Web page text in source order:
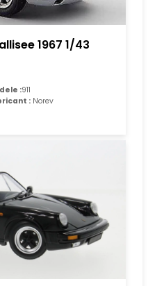
1967 1/43
:911
: Norev